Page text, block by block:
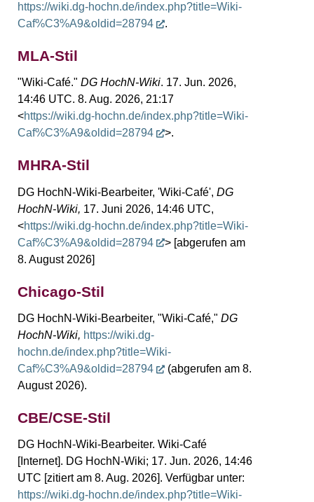
https://wiki.dg-hochn.de/index.php?title=Wiki-
Caf%C3%A9&oldid=28794
.
MLA-Stil
"Wiki-Café." DG HochN-Wiki. 17. Jun. 2026,
14:46 UTC. 8. Aug. 2026, 21:17
<https://wiki.dg-hochn.de/index.php?title=Wiki-
Caf%C3%A9&oldid=28794
>.
MHRA-Stil
DG HochN-Wiki-Bearbeiter, 'Wiki-Café', DG
HochN-Wiki, 17. Juni 2026, 14:46 UTC,
<https://wiki.dg-hochn.de/index.php?title=Wiki-
Caf%C3%A9&oldid=28794
> [abgerufen am
8. August 2026]
Chicago-Stil
DG HochN-Wiki-Bearbeiter, "Wiki-Café," DG
HochN-Wiki, https://wiki.dg-
hochn.de/index.php?title=Wiki-
Caf%C3%A9&oldid=28794
(abgerufen am 8.
August 2026).
CBE/CSE-Stil
DG HochN-Wiki-Bearbeiter. Wiki-Café
[Internet]. DG HochN-Wiki; 17. Jun. 2026, 14:46
UTC [zitiert am 8. Aug. 2026]. Verfügbar unter:
https://wiki.dg-hochn.de/index.php?title=Wiki-